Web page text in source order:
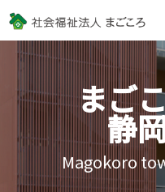
まご
静
Magokoro